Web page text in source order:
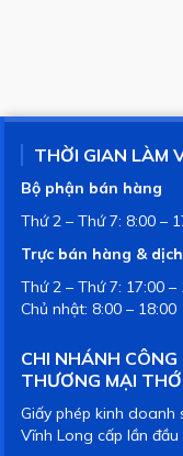
THỜI GIAN LÀM
Bộ phận bán hàng
Thứ 2 – Thứ 7: 8:00 –
Trực bán hàng &
Thứ 2 – Thứ 7: 17:00 –
Chủ nhật: 8:00 – 18:00
CHI NHÁNH
THƯƠNG MẠI
Giấy phép kinh doanh
Vĩnh Long cấp lần